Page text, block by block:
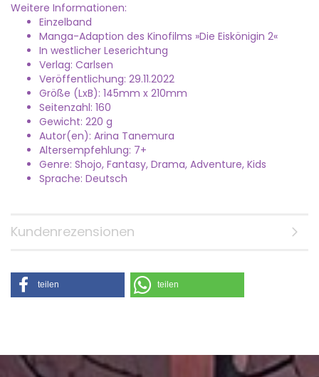
Weitere Informationen:
Einzelband
Manga-Adaption des Kinofilms »Die Eiskönigin 2«
In westlicher Leserichtung
Verlag: Carlsen
Veröffentlichung: 29.11.2022
Größe (LxB): 145mm x 210mm
Seitenzahl: 160
Gewicht: 220 g
Autor(en): Arina Tanemura
Altersempfehlung: 7+
Genre: Shojo, Fantasy, Drama, Adventure, Kids
Sprache: Deutsch
Kundenrezensionen
teilen teilen